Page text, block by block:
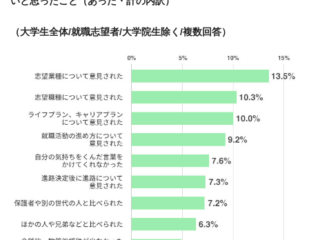
（大学生全体/就職志望者/大学院生除く/複数回答）